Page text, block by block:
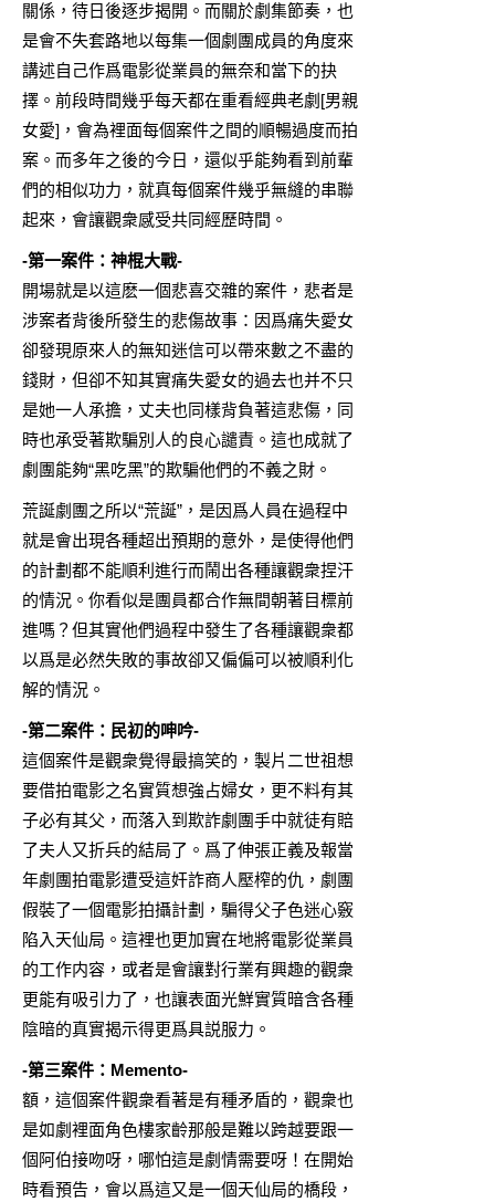
關係，待日後逐步揭開。而關於劇集節奏，也
是會不失套路地以每集一個劇團成員的角度來
講述自己作爲電影從業員的無奈和當下的抉
擇。前段時間幾乎每天都在重看經典老劇[男親
女愛]，會為裡面每個案件之間的順暢過度而拍
案。而多年之後的今日，還似乎能夠看到前輩
們的相似功力，就真每個案件幾乎無縫的串聯
起來，會讓觀衆感受共同經歷時間。
-第一案件：神棍大戰-
開場就是以這麽一個悲喜交雜的案件，悲者是
涉案者背後所發生的悲傷故事：因爲痛失愛女
卻發現原來人的無知迷信可以帶來數之不盡的
錢財，但卻不知其實痛失愛女的過去也并不只
是她一人承擔，丈夫也同樣背負著這悲傷，同
時也承受著欺騙別人的良心譴責。這也成就了
劇團能夠“黑吃黑”的欺騙他們的不義之財。
荒誕劇團之所以“荒誕”，是因爲人員在過程中
就是會出現各種超出預期的意外，是使得他們
的計劃都不能順利進行而鬧出各種讓觀衆捏汗
的情況。你看似是團員都合作無間朝著目標前
進嗎？但其實他們過程中發生了各種讓觀衆都
以爲是必然失敗的事故卻又偏偏可以被順利化
解的情況。
-第二案件：民初的呻吟-
這個案件是觀衆覺得最搞笑的，製片二世祖想
要借拍電影之名實質想強占婦女，更不料有其
子必有其父，而落入到欺詐劇團手中就徒有賠
了夫人又折兵的結局了。爲了伸張正義及報當
年劇團拍電影遭受這奸詐商人壓榨的仇，劇團
假裝了一個電影拍攝計劃，騙得父子色迷心竅
陷入天仙局。這裡也更加實在地將電影從業員
的工作内容，或者是會讓對行業有興趣的觀衆
更能有吸引力了，也讓表面光鮮實質暗含各種
陰暗的真實揭示得更爲具説服力。
-第三案件：Memento-
額，這個案件觀衆看著是有種矛盾的，觀衆也
是如劇裡面角色樓家齡那般是難以跨越要跟一
個阿伯接吻呀，哪怕這是劇情需要呀！在開始
時看預告，會以爲這又是一個天仙局的橋段，